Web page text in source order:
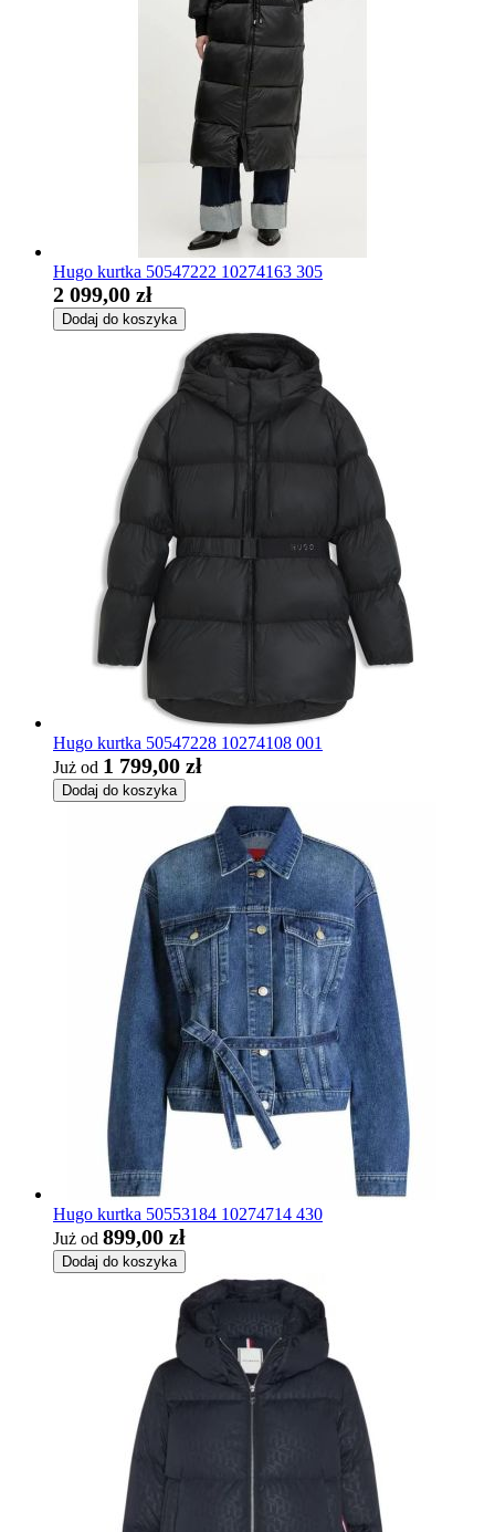
Hugo kurtka 50547222 10274163 305
2 099,00 zł
Dodaj do koszyka
Hugo kurtka 50547228 10274108 001
Już od 1 799,00 zł
Dodaj do koszyka
Hugo kurtka 50553184 10274714 430
Już od 899,00 zł
Dodaj do koszyka